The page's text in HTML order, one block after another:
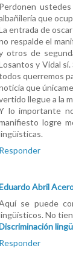
Perdonen
que
entrada de
respalde el
otros de
y Vidal
querremos
que
llegue a la
lo importante
logre
Responder
Abril
se puede
No
Responder